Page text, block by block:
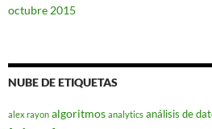
octubre 2015
NUBE DE ETIQUETAS
alex rayon algoritmos analytics análisis de